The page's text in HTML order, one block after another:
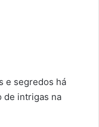
e segredos há
de intrigas na